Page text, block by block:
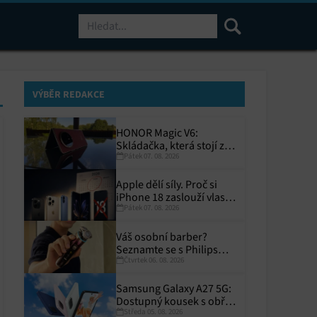
VÝBĚR REDAKCE
HONOR Magic V6:
Skládačka, která stojí za
toPátek 07. 08. 2026
Apple dělí síly. Proč si
iPhone 18 zaslouží vlastní
termín?
Pátek 07. 08. 2026
Váš osobní barber?
Seznamte se s Philips
i9000 Prestige Ultra
Čtvrtek 06. 08. 2026
Samsung Galaxy A27 5G:
Dostupný kousek s obřím
displejem
Středa 05. 08. 2026